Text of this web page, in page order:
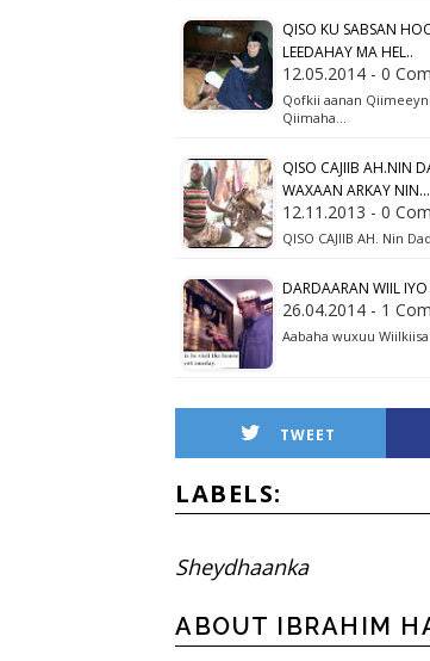
QISO KU SABSAN
LEEDAHAY MA HEL..
12.05.2014 - 0
Qofkii aanan
Qiimaha…
QISO CAJIIB AH.NIN
WAXAAN ARKAY NIN...
12.11.2013 - 0
QISO CAJIIB AH. Nin
DARDAARAN WIIL
26.04.2014 - 1
Aabaha wuxuu
TWEET
LABELS:
Sheydhaanka
ABOUT IBRAHIM